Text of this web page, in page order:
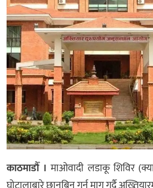
काठमाडौँ । माओवादी लडाकू शिविर